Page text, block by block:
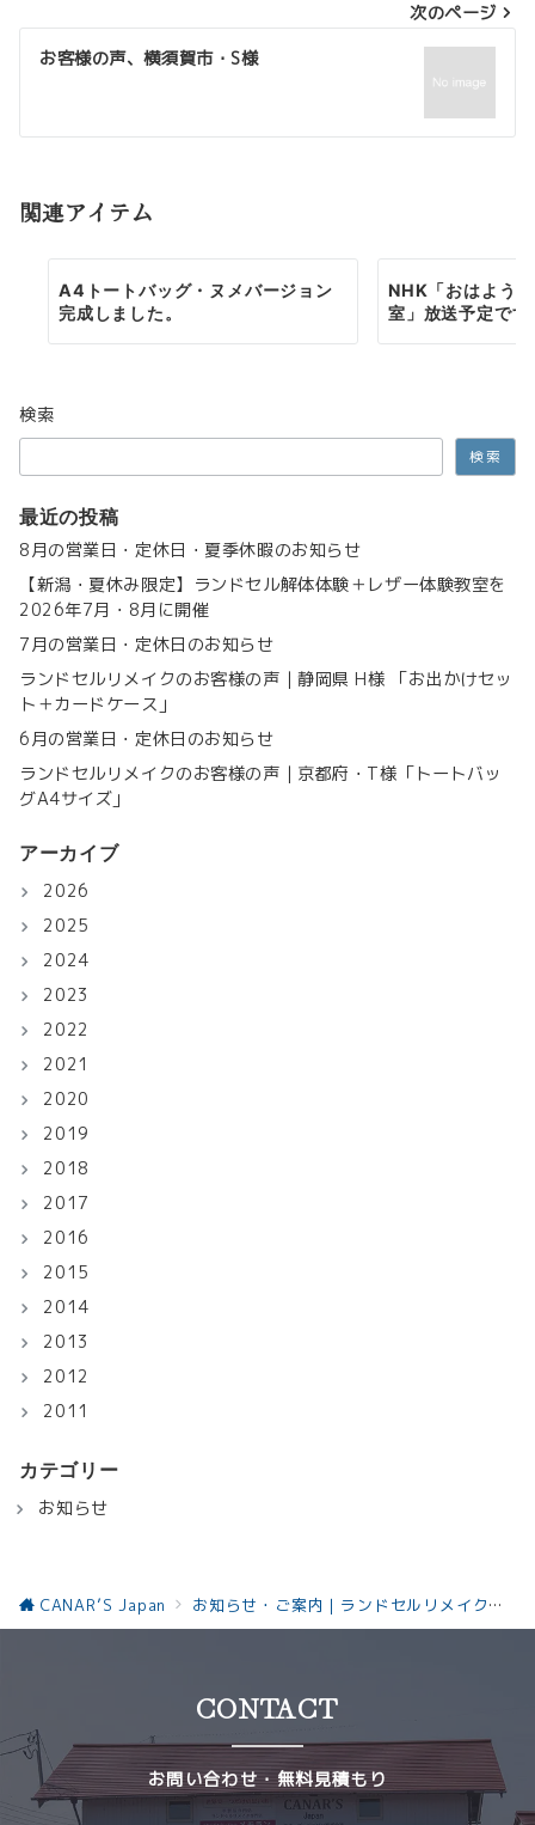
ビ
ゲ
シ
ン
次のページ
お客様の声、横須賀市・S様
関連アイテム
A4トートバッグ・ヌメバージョン
完成しました。
NHK「おはよう
室」放送予定です
検索
検索
最近の投稿
8月の営業日・定休日・夏季休暇のお知らせ
【新潟・夏休み限定】ランドセル解体体験＋レザー体験教室を
2026年7月・8月に開催
7月の営業日・定休日のお知らせ
ランドセルリメイクのお客様の声｜静岡県 H様 「お出かけセッ
ト＋カードケース」
6月の営業日・定休日のお知らせ
ランドセルリメイクのお客様の声｜京都府・T様「トートバッ
グA4サイズ」
アーカイブ
2026
2025
2024
2023
2022
2021
2020
2019
2018
2017
2016
2015
2014
2013
2012
2011
カテゴリー
お知らせ
CANAR’S Japan お知らせ・ご案内｜ランドセルリメイクと革製品の最新情報お知らせ
CONTACT
お問い合わせ・無料見積もり